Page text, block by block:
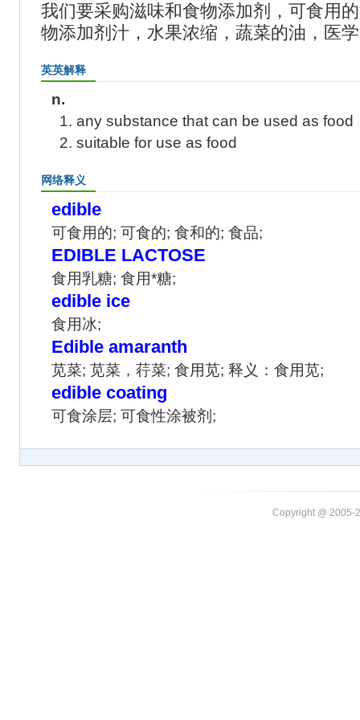
我们要采购滋味和食物添加剂，可食用
物添加剂汁，水果浓缩，蔬菜的油，医
英英解释
n.
1. any substance that can be used as food
2. suitable for use as food
网络释义
edible
可食用的; 可食的; 食和的; 食品;
EDIBLE LACTOSE
食用乳糖; 食用*糖;
edible ice
食用冰;
Edible amaranth
苋菜; 苋菜，荇菜; 食用苋; 释义：食用苋;
edible coating
可食涂层; 可食性涂被剂;
Copyright @